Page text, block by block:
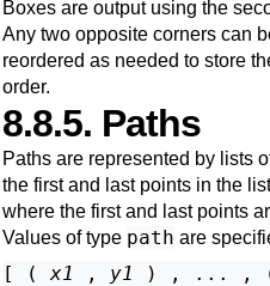
Boxes are output using the
Any two opposite corners can
reordered as needed to store
order.
8.8.5. Paths
Paths are represented by lists
the first and last points in the
where the first and last points
Values of type path are
[ ( x1 , y1 ) , ... ,